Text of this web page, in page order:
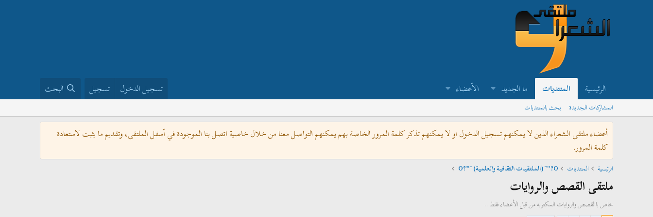
الرئيسية المنتديات ما الجديد الأعضاء تسجيل الدخول تسجيل البحث
المشاركات الجديدة بحث بالمنتديات
أعضاء ملتقى الشعراء الذين لا يمكنهم تسجيل الدخول او لا يمكنهم تذكر كلمة المرور الخاصة بهم يمكنهم التواصل معنا من خلال خاصية اتصل بنا الموجودة في أسفل الملتقى، وتقديم ما يثبت لاستعادة
كلمة المرور.
الرئيسية المنتديات O?°'¨ (الملتقيات الثقافية والعلمية) ¨'°?O
ملتقى القصص والروايات
خاص باالقصص والروايات المكتوبه من قبل الأعضاء فقط ..